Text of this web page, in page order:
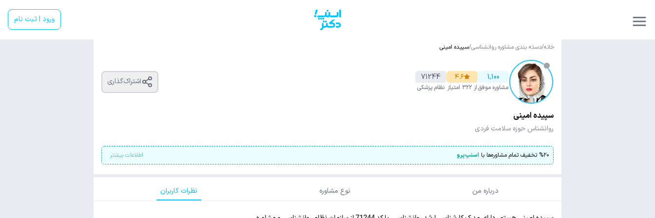
ورود | ثبت نام
خانه/دسته بندی مشاوره روانشناسی/سپیده امینی
1,100
مشاوره موفق
۴.۶
از ۳۲۲ امتیاز
71244
نظام پزشکی
اشتراک‌گذاری
سپیده امینی
روانشناس حوزه سلامت فردی
%۲۰ تخفیف تمام مشاوره‌ها با اسنپ‌پرو اطلاعات بیشتر
درباره من نوع مشاوره نظرات کاربران